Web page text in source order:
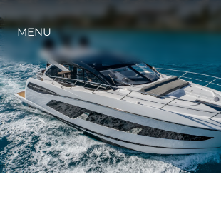
WYDARZENIA
STYL ŻYCIA
INNOWACJA
MENU